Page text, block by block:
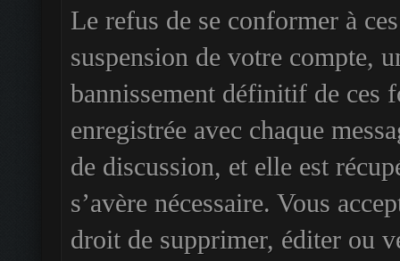
Le refus de se conformer à
suspension de votre compte,
bannissement définitif de ces
enregistrée avec chaque
de discussion, et elle est
s’avère nécessaire. Vous
droit de supprimer, éditer ou